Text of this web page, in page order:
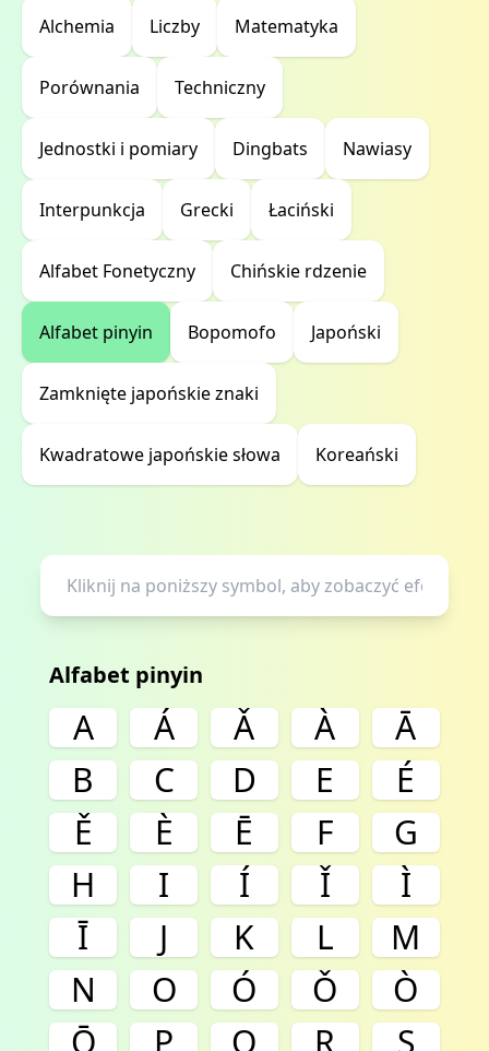
Alchemia Liczby Matematyka
Porównania Techniczny
Jednostki i pomiary Dingbats Nawiasy
Interpunkcja Grecki Łaciński
Alfabet Fonetyczny Chińskie rdzenie
Alfabet pinyin Bopomofo Japoński
Zamknięte japońskie znaki
Kwadratowe japońskie słowa Koreański
Alfabet pinyin
A Á Ǎ À
Ā
B
C D E
É
Ě
È Ē F
G
H
I Í Ǐ
Ì
Ī
J K L
M
N
O Ó Ǒ
Ò
Ō
P Q R S